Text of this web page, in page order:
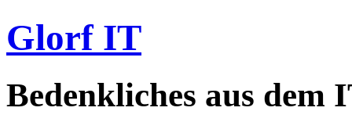
Glorf IT
Bedenkliches aus dem